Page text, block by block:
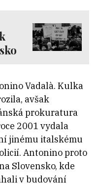
Vadalà. Kulka
avšak
prokuratura
2001 vydala
jinému italskému
Antonino proto
Slovensko, kde
v budování